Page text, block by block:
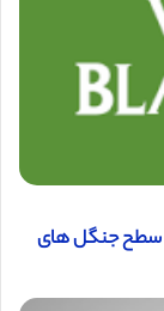
سطح جنگل های